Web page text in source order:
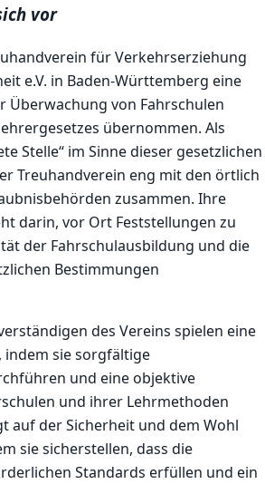
vor
für Verkehrserziehung
e.V. in Baden-Württemberg eine
Überwachung von Fahrschulen
übernommen. Als
Stelle“ im Sinne dieser gesetzlichen
Treuhandverein eng mit den örtlich
zusammen. Ihre
darin, vor Ort Feststellungen zu
der Fahrschulausbildung und die
Bestimmungen
des Vereins spielen eine
indem sie sorgfältige
und eine objektive
und ihrer Lehrmethoden
auf der Sicherheit und dem Wohl
sie sicherstellen, dass die
Standards erfüllen und ein